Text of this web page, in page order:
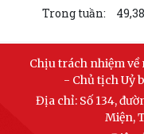
Thông báo về việc niêm
bãi bỏ thuộc phạm vi chức
Thông báo niêm yết Kết
chứng nhận quyền sử dụng
Thông báo về việc niêm
ban hành mới, bị bãi bỏ lĩnh
Trong tuần:
Chịu trách nhiệm về
- Chủ tịch Uỷ
Địa chỉ:Số 134,
Miện,